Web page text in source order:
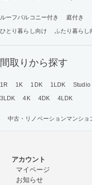
ルーフバルコニー付き 庭付き
ひとり暮らし向け
ふたり暮らし
間取りから探す
1R 1K 1DK 1LDK Studio
3LDK
4K 4DK 4LDK
中古・リノベーションマンシ
アカウント
マイページ
お知らせ